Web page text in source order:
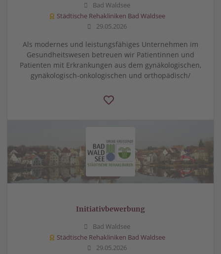
Bad Waldsee
Städtische Rehakliniken Bad Waldsee
29.05.2026
Als modernes und leistungsfähiges Unternehmen im
Gesundheitswesen betreuen wir Patientinnen und
Patienten mit Erkrankungen aus dem gynäkologischen,
gynäkologisch-onkologischen und orthopädisch/
Initiativbewerbung
Bad Waldsee
Städtische Rehakliniken Bad Waldsee
29.05.2026